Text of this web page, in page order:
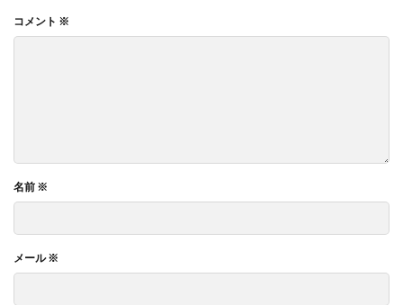
コメント ※
名前 ※
メール※